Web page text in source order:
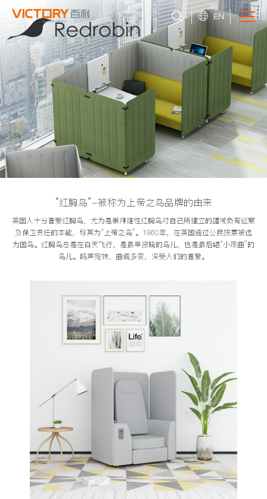
EN
“红胸鸟”-被称为上帝之鸟品牌的由来
英国人十分喜爱红胸鸟，尤为是崇拜雄性红胸鸟对自己所建立的疆域负有巡察
及保卫责任的本能，称其为“上帝之鸟”。1960年，在英国通过公民投票被选
为国鸟。红胸鸟总是在白天飞行，是最早报晓的鸟儿，也是最后唱“小夜曲”的
鸟儿。鸣声宛转，曲调多变，深受人们的喜爱。